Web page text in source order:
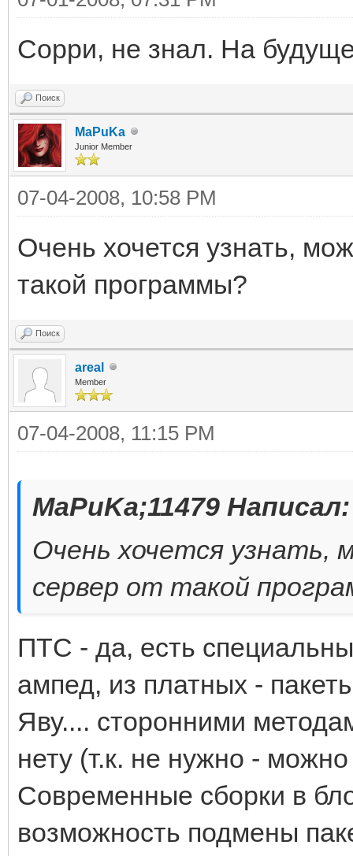
Сорри, не знал. На
Поиск
MaPuKa
Junior Member
07-04-2008, 10:58 PM
Очень хочется узнать,
такой программы?
Поиск
areal
Member
07-04-2008, 11:15 PM
MaPuKa;11479 Написал:
Очень хочется узнать,
сервер от такой
ПТС - да, есть
ампед, из платных -
Яву.... сторонними
нету (т.к. не нужно -
Современные сборки в
возможность подмены